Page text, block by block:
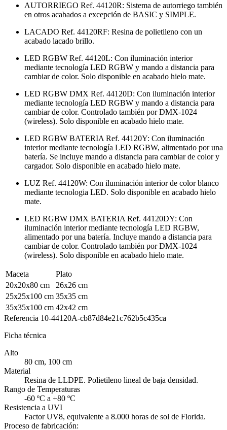
AUTORRIEGO Ref. 44120R: Sistema de autorriego también
en otros acabados a excepción de BASIC y SIMPLE.
LACADO Ref. 44120RF: Resina de polietileno con un
acabado lacado brillo.
LED RGBW Ref. 44120L: Con iluminación interior
mediante tecnología LED RGBW y mando a distancia para
cambiar de color. Solo disponible en acabado hielo mate.
LED RGBW DMX Ref. 44120D: Con iluminación interior
mediante tecnología LED RGBW y mando a distancia para
cambiar de color. Controlado también por DMX-1024
(wireless). Solo disponible en acabado hielo mate.
LED RGBW BATERIA Ref. 44120Y: Con iluminación
interior mediante tecnología LED RGBW, alimentado por una
batería. Se incluye mando a distancia para cambiar de color y
cargador. Solo disponible en acabado hielo mate.
LUZ Ref. 44120W: Con iluminación interior de color blanco
mediante tecnologia LED. Solo disponible en acabado hielo
mate.
LED RGBW DMX BATERIA Ref. 44120DY: Con
iluminación interior mediante tecnología LED RGBW,
alimentado por una batería. Incluye mando a distancia para
cambiar de color. Controlado también por DMX-1024
(wireless). Solo disponible en acabado hielo mate.
Maceta
Plato
20x20x80 cm
26x26 cm
25x25x100 cm 35x35 cm
35x35x100 cm 42x42 cm
Referencia 10-44120A-cb87d84e21c762b5c435ca
Ficha técnica
Alto
80 cm, 100 cm
Material
Resina de LLDPE. Polietileno lineal de baja densidad.
Rango de Temperaturas
-60 ºC a +80 ºC
Resistencia a UVI
Factor UV8, equivalente a 8.000 horas de sol de Florida.
Proceso de fabricación: